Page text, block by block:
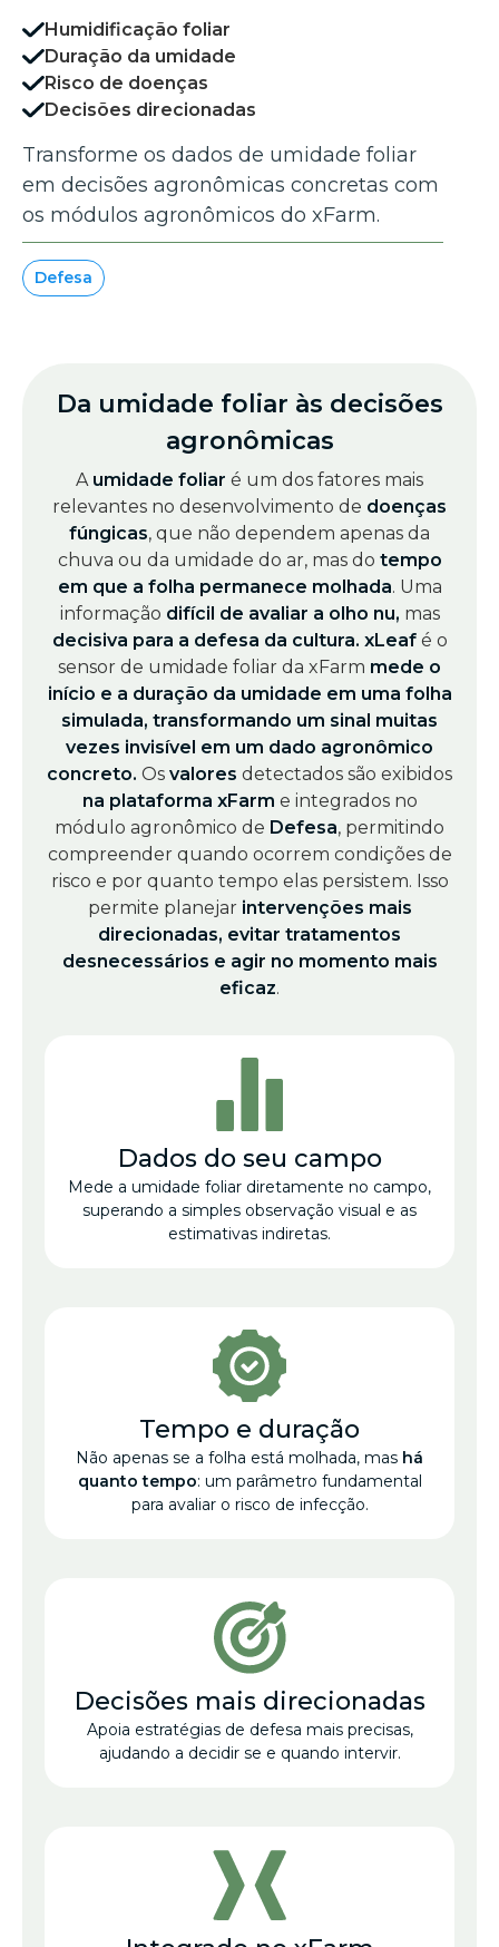
Humidificação foliar
Duração da umidade
Risco de doenças
Decisões direcionadas
Transforme os dados de umidade foliar
em decisões agronômicas concretas com
os módulos agronômicos do xFarm.
Defesa
Da umidade foliar às decisões
agronômicas
A umidade foliar é um dos fatores mais
relevantes no desenvolvimento de doenças
fúngicas, que não dependem apenas da
chuva ou da umidade do ar, mas do tempo
em que a folha permanece molhada. Uma
informação difícil de avaliar a olho nu, mas
decisiva para a defesa da cultura. xLeaf é o
sensor de umidade foliar da xFarm mede o
início e a duração da umidade em uma folha
simulada, transformando um sinal muitas
vezes invisível em um dado agronômico
concreto. Os valores detectados são exibidos
na plataforma xFarm e integrados no
módulo agronômico de Defesa, permitindo
compreender quando ocorrem condições de
risco e por quanto tempo elas persistem. Isso
permite planejar intervenções mais
direcionadas, evitar tratamentos
desnecessários e agir no momento mais
eficaz.
Dados do seu campo
Mede a umidade foliar diretamente no campo,
superando a simples observação visual e as
estimativas indiretas.
Tempo e duração
Não apenas se a folha está molhada, mas há
quanto tempo: um parâmetro fundamental
para avaliar o risco de infecção.
Decisões mais direcionadas
Apoia estratégias de defesa mais precisas,
ajudando a decidir se e quando intervir.